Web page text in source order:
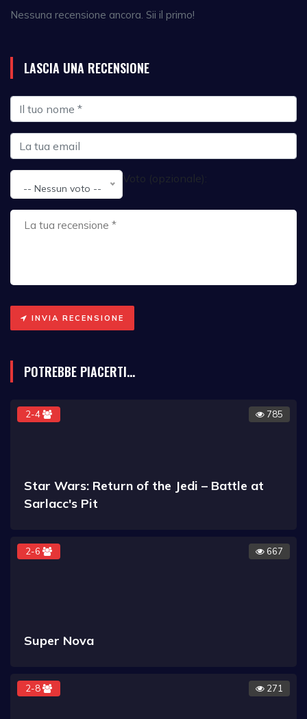
Nessuna recensione ancora. Sii il primo!
LASCIA UNA RECENSIONE
Voto (opzionale):
-- Nessun voto --
INVIA RECENSIONE
POTREBBE PIACERTI...
2-4 785
Star Wars: Return of the Jedi – Battle at
Sarlacc's Pit
2-6 667
Super Nova
2-8 271